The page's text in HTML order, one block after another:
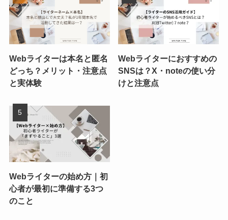
Webライターは本名と匿名
どっち？メリット・注意点
と実体験
Webライターにおすすめの
SNSは？X・noteの使い分
けと注意点
Webライターの始め方｜初
心者が最初に準備する3つ
のこと